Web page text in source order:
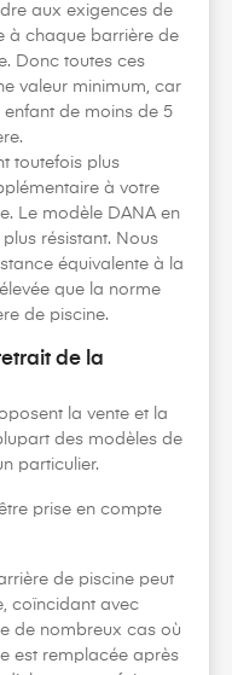
aux exigences de
à chaque barrière de
Donc toutes ces
valeur minimum, car
enfant de moins de 5
toutefois plus
à votre
Le modèle DANA en
résistant. Nous
équivalente à la
que la norme
de piscine.
de la
la vente et la
des modèles de
particulier.
prise en compte
de piscine peut
coïncidant avec
de nombreux cas où
est remplacée après